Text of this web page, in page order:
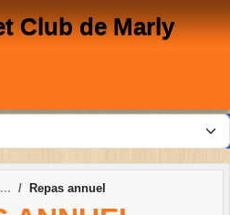
Club de Marly
Repas annuel